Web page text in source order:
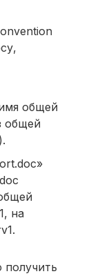
общей
общей
на